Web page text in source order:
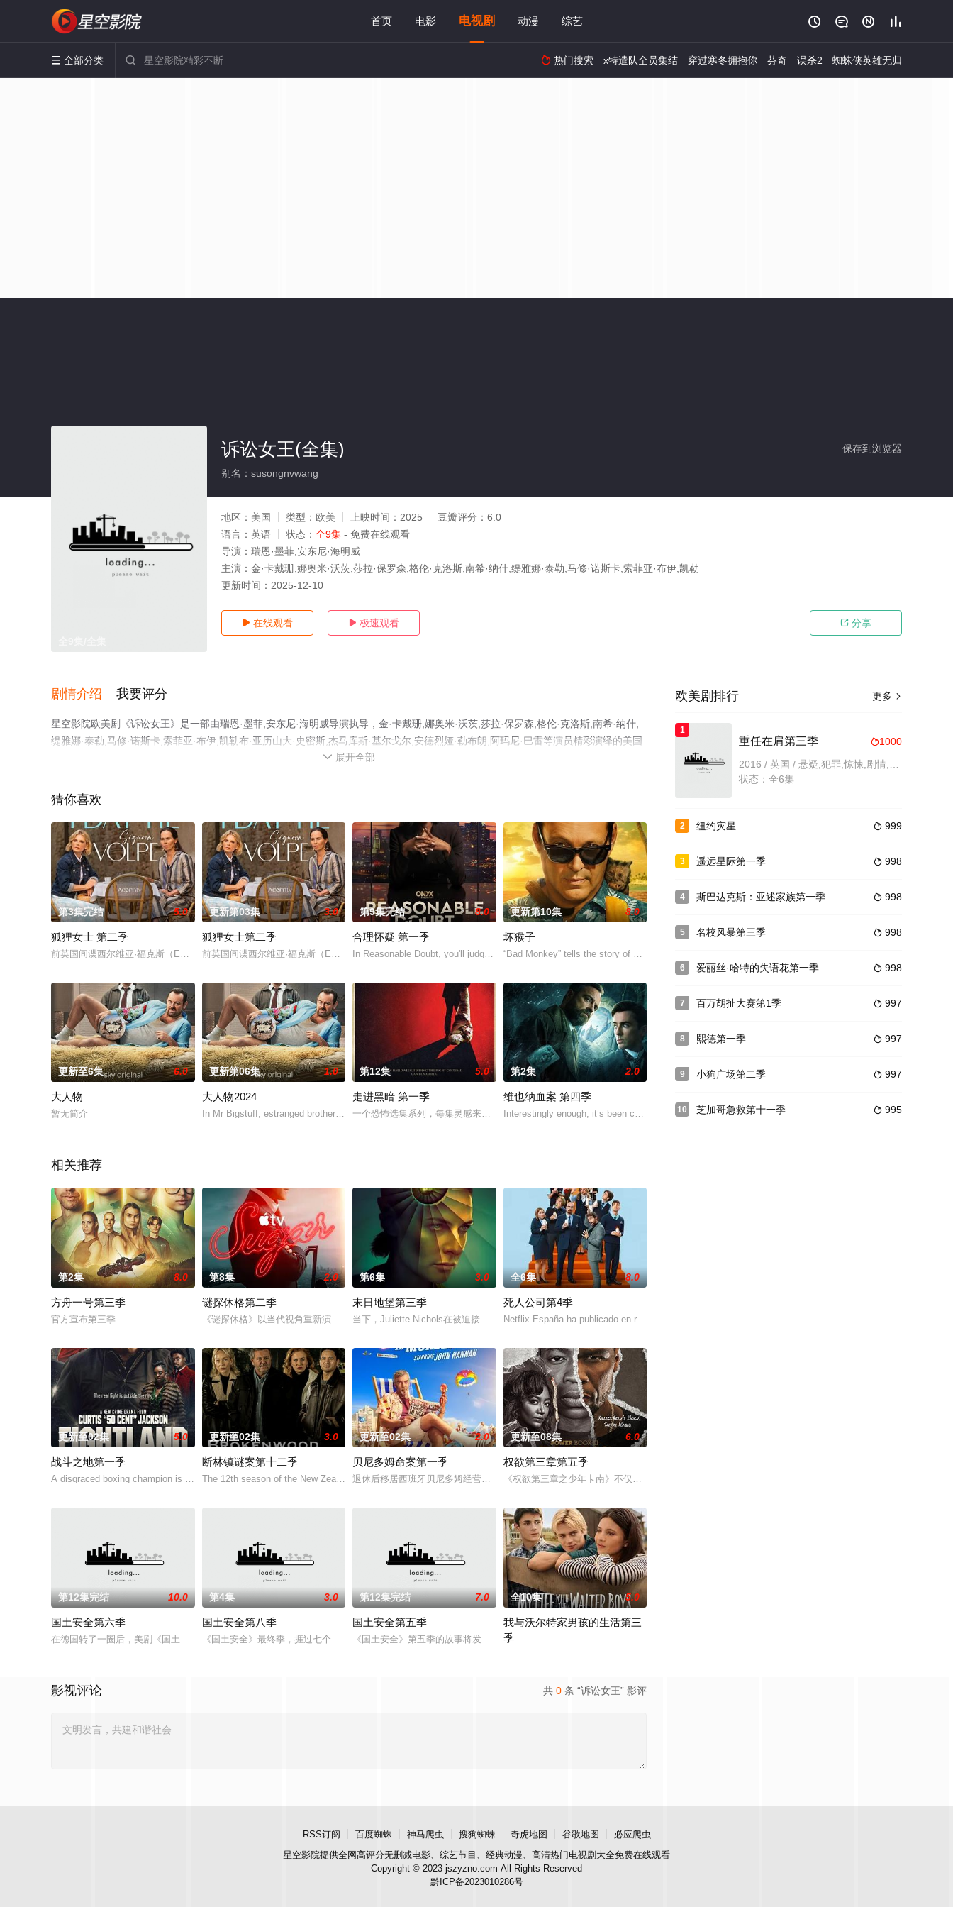
首页 电影 电视剧 动漫 综艺    
 全部分类   热门搜索 x特遣队全员集结 穿过寒冬拥抱你 芬奇 误杀2 蜘蛛侠英雄无归
保存到浏览器
诉讼女王(全集)
别名：susongnvwang
地区： 美国 类型： 欧美 上映时间： 2025 豆瓣评分： 6.0
语言： 英语 状态： 全9集 - 免费在线观看
导演： 瑞恩·墨菲,安东尼·海明威
主演： 金·卡戴珊,娜奥米·沃茨,莎拉·保罗森,格伦·克洛斯,南希·纳什,缇雅娜·泰勒,马修·诺斯卡,索菲亚·布伊,凯勒
更新时间： 2025-12-10
 在线观看  极速观看  分享
剧情介绍 我要评分
星空影院欧美剧《诉讼女王》是一部由瑞恩·墨菲,安东尼·海明威导演执导，金·卡戴珊,娜奥米·沃茨,莎拉·保罗森,格伦·克洛斯,南希·纳什,
缇雅娜·泰勒,马修·诺斯卡,索菲亚·布伊,凯勒布·亚历山大·史密斯,杰马库斯·基尔戈尔,安德烈娅·勒布朗,阿玛尼·巴雷等演员精彩演绎的美国
电视剧，大结局剧情已揭晓（全9集），手机免费观看高清未删减完整版电视剧全集就上星空电影网，热播电视剧提前免费观看，更多剧
 展开全部
猜你喜欢
第3集完结 5.0
狐狸女士 第二季
前英国间谍西尔维亚·福克斯（Emilia Fox饰）在本季已经定居在翁布里亚乡下，她希望享受宁静的乡村生活，和她的姐姐（Tara Fitzg
更新第03集 3.0
狐狸女士第二季
前英国间谍西尔维亚·福克斯（Emilia Fox饰）在本季已经定居在翁布里亚乡下，她希望享受宁静的乡村生活，和她的姐姐（Tara Fitzg
第9集完结 8.0
合理怀疑 第一季
In Reasonable Doubt, you'll judge Jax Stewart for her questionable eth
更新第10集 8.0
坏猴子
“Bad Monkey” tells the story of Andrew Yancy (Vince Vaughn), who has b
更新至6集 6.0
大人物
暂无简介
更新第06集 1.0
大人物2024
In Mr Bigstuff, estranged brothers Glen a nervy perfectionist striving
第12集 5.0
走进黑暗 第一季
一个恐怖选集系列，每集灵感来自一个节日
第2集 2.0
维也纳血案 第四季
Interestingly enough, it’s been confirmed that season 4 will utilize a
相关推荐
第2集 8.0
方舟一号第三季
官方宣布第三季
第8集 2.0
谜探休格第二季
《谜探休格》以当代视角重新演绎了文学、电影和电视史上最受欢迎且意义重大的题材之一——私家侦探故事。第二季迎来洛杉矶标志性私家侦探兼电影鉴赏家
第6集 3.0
末日地堡第三季
当下，Juliette Nichols在被迫接受“净化”后幸存下来，但记忆却已丧失，而地堡正从叛乱中恢复，并面临着新的危险威胁。过去，记者H
全6集 8.0
死人公司第4季
Netflix España ha publicado en redes sociales una foto en el set de ma
更新至02集 5.0
战斗之地第一季
A disgraced boxing champion is released from prison and returns to Lon
更新至02集 3.0
断林镇谜案第十二季
The 12th season of the New Zealand drama series “The Brokenwood Myster
更新至02集 2.0
贝尼多姆命案第一季
退休后移居西班牙贝尼多姆经营酒吧的英国前刑警，原以为能过上平静生活。然而，当地接连发生游客离奇死亡事件，他不得不重拾侦探本能，与
更新至08集 6.0
权欲第三章第五季
《权欲第三章之少年卡南》不仅讲述了卡南斯塔克的童年故事，而且还将是一部庞大的家庭剧，讲述那些抚
第12集完结 10.0
国土安全第六季
在德国转了一圈后，美剧《国土安全》第六季的故事将回到美国纽约，在近日举行的TCA冬季会议上，播出单位Showtime的负责人David Ne
第4集 3.0
国土安全第八季
《国土安全》最终季，捱过七个多月俄罗斯残酷监禁的卡丽·马瑟森日渐康复，但其相关记忆仍旧支离破碎，这对索尔·贝伦森而言是个问题。作为美国新晋总
第12集完结 7.0
国土安全第五季
《国土安全》第五季的故事将发生在柏林，时间是前一季的两年半之后，Carrie Mathison不再是情报员，而是为一家私营安保企业工作。新一
全10集 5.0
我与沃尔特家男孩的生活第三
季
共 0 条 “诉讼女王” 影评
影视评论
更多 
欧美剧排行
1
1000
重任在肩第三季
状态：全6集
2  999
纽约灾星
3  998
遥远星际第一季
4  998
斯巴达克斯：亚述家族第一季
5  998
名校风暴第三季
6  998
爱丽丝·哈特的失语花第一季
7  997
百万胡扯大赛第1季
8  997
熙德第一季
9  997
小狗广场第二季
10  995
芝加哥急救第十一季
RSS订阅 百度蜘蛛 神马爬虫 搜狗蜘蛛 奇虎地图 谷歌地图
必应爬虫
星空影院提供全网高评分无删减电影、综艺节目、经典动漫、高清热门电视剧大全免费在线观看
Copyright © 2023 jszyzno.com All Rights Reserved
黔ICP备2023010286号